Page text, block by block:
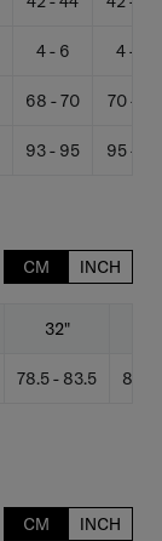
4 - 6 4 - 6
68 - 70 70 - 72
93 - 95 95 - 97
CM INCH
32"
78.5 - 83.5 83.5
CM INCH